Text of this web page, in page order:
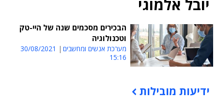
יובל אלמוגי
הבכירים מסכמים שנה של היי-טק
וטכנולוגיה
מערכת אנשים ומחשבים
30/08/2021
15:16
תוכן פרסומי
ידיעות מובילות